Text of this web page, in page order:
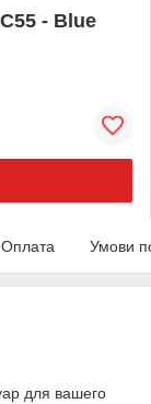
- Blue
Оплата Умови
для вашего